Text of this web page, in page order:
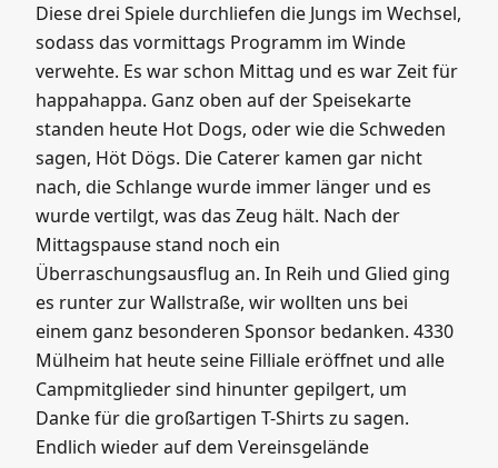
Diese drei Spiele durchliefen die Jungs im Wechsel,
sodass das vormittags Programm im Winde
verwehte. Es war schon Mittag und es war Zeit für
happahappa. Ganz oben auf der Speisekarte
standen heute Hot Dogs, oder wie die Schweden
sagen, Höt Dögs. Die Caterer kamen gar nicht
nach, die Schlange wurde immer länger und es
wurde vertilgt, was das Zeug hält. Nach der
Mittagspause stand noch ein
Überraschungsausflug an. In Reih und Glied ging
es runter zur Wallstraße, wir wollten uns bei
einem ganz besonderen Sponsor bedanken. 4330
Mülheim hat heute seine Filliale eröffnet und alle
Campmitglieder sind hinunter gepilgert, um
Danke für die großartigen T-Shirts zu sagen.
Endlich wieder auf dem Vereinsgelände